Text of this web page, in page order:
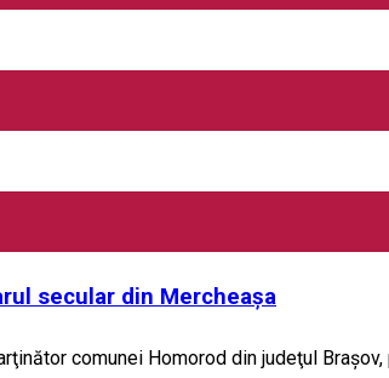
să găsim aici un număr de nu mai
La baza desemnării sitului se află
şi jderul. Atât locul fosilifer
www.facebook.com/
secular din Mercheașa
comunei Homorod din judeţul